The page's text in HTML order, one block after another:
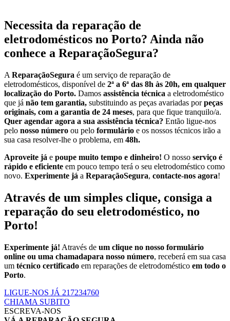
Necessita da reparação de
eletrodomésticos no Porto? Ainda não
conhece a ReparaçãoSegura?
A ReparaçãoSegura é um serviço de reparação de
eletrodomésticos, disponível de 2ª a 6ª das 8h às 20h, em qualquer
localização do Porto. Damos assistência técnica a eletrodoméstico
que já não tem garantia, substituindo as peças avariadas porpeças
originais, com a garantia de 24 meses, para que fique tranquilo/a.
Quer agendar agora a sua assistência técnica? Então ligue-nos
pelo nosso número ou pelo formulário e os nossos técnicos irão a
sua casa resolver-lhe o problema, em 48h.
Aproveite já e poupe muito tempo e dinheiro! O nosso serviço é
rápido e eficiente em pouco tempo terá o seu eletrodoméstico como
novo. Experimente já a ReparaçãoSegura, contacte-nos agora!
Através de um simples clique, consiga a
reparação do seu eletrodoméstico, no
Porto!
Experimente já! Através de um clique no nosso formulário
online ou uma chamadapara nosso número, receberá em sua casa
um técnico certificado em reparações de eletrodoméstico em todo o
Porto.
LIGUE-NOS JÁ 217234760
CHIAMA SUBITO
ESCREVA-NOS